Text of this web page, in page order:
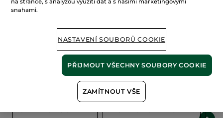
100%rostlinné
extrakty
60 hektarů
ekologických polí
Zobrazit více
na stránce, s analýzou využití dat a s našimi marketingovými
snahami.
NASTAVENÍ SOUBORŮ COOKIE
ZAMÍTNOUT VŠE
PŘIJMOUT VŠECHNY SOUBORY COOKIE